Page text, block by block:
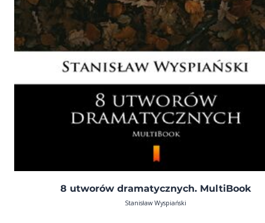
8 utworów dramatycznych. MultiBook
Stanisław Wyspiański